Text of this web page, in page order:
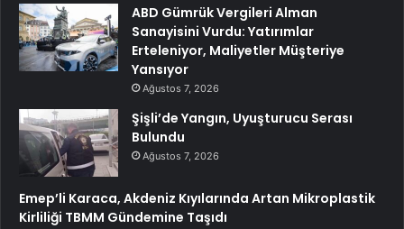
ABD Gümrük Vergileri Alman
Sanayisini Vurdu: Yatırımlar
Erteleniyor, Maliyetler Müşteriye
Yansıyor
Ağustos 7, 2026
Şişli’de Yangın, Uyuşturucu Serası
Bulundu
Ağustos 7, 2026
Emep’li Karaca, Akdeniz Kıyılarında Artan Mikroplastik
Kirliliği TBMM Gündemine Taşıdı